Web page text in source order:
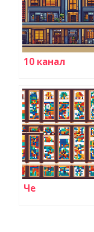
10 канал
Че